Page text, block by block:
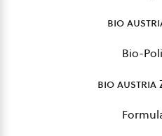
bio
Bio-
bio austria